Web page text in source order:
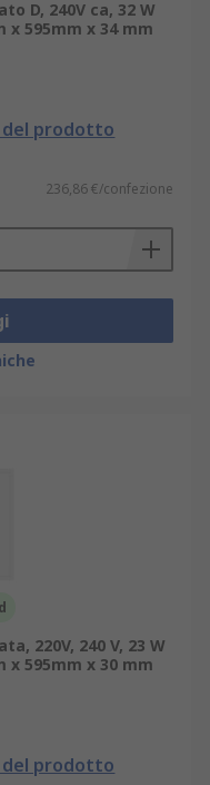
per soffitti
In
morbida e
D, 240V ca, 32 W
x 595mm x 34 mm
del prodotto
236,86 €/confezione
220V, 240 V, 23 W
x 595mm x 30 mm
del prodotto